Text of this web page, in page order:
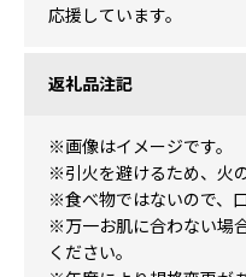
応援しています。
返礼品注記
※画像はイメージです。
※引火を避けるため、火
※食べ物ではないので、
※万一お肌に合わない場
ください。